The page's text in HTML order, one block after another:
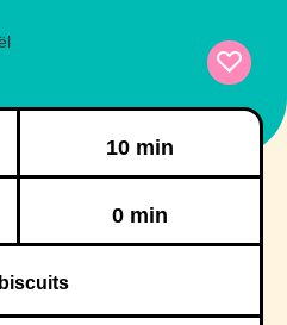
10 min
0 min
biscuits